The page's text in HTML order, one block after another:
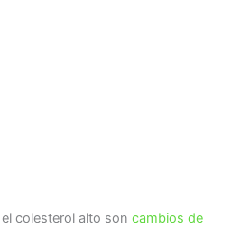
colesterol alto son cambios de